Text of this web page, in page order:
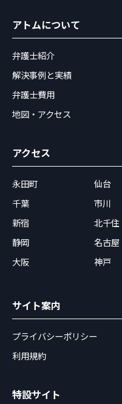
アトムについて
弁護士紹介
解決事例と実績
弁護士費用
地図・アクセス
アクセス
永田町 仙台
千葉
市川
新宿
北千住
静岡
名古屋
大阪
神戸
サイト案内
プライバシーポリシー
利用規約
特設サイト